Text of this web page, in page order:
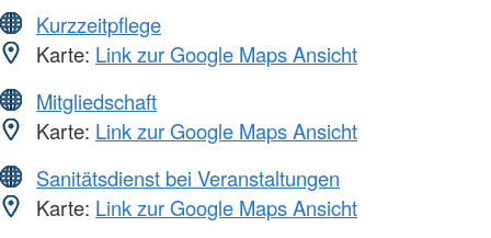
Kurzzeitpflege
Karte: Link zur Google Maps Ansicht
Mitgliedschaft
Karte: Link zur Google Maps Ansicht
Sanitätsdienst bei Veranstaltungen
Karte: Link zur Google Maps Ansicht